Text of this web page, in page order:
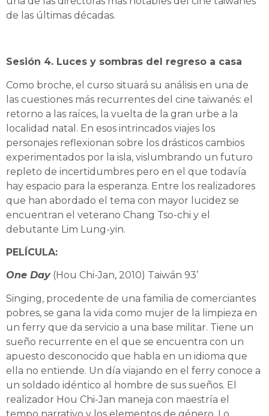
de las últimas décadas.
Sesión 4. Luces y sombras del regreso a casa
Como broche, el curso situará su análisis en una de
las cuestiones más recurrentes del cine taiwanés: el
retorno a las raíces, la vuelta de la gran urbe a la
localidad natal. En esos intrincados viajes los
personajes reflexionan sobre los drásticos cambios
experimentados por la isla, vislumbrando un futuro
repleto de incertidumbres pero en el que todavía
hay espacio para la esperanza. Entre los realizadores
que han abordado el tema con mayor lucidez se
encuentran el veterano Chang Tso-chi y el
debutante Lim Lung-yin.
PELÍCULA:
One Day(Hou Chi-Jan, 2010) Taiwán 93’
Singing, procedente de una familia de comerciantes
pobres, se gana la vida como mujer de la limpieza en
un ferry que da servicio a una base militar. Tiene un
sueño recurrente en el que se encuentra con un
apuesto desconocido que habla en un idioma que
ella no entiende. Un día viajando en el ferry conoce a
un soldado idéntico al hombre de sus sueños. El
realizador Hou Chi-Jan maneja con maestría el